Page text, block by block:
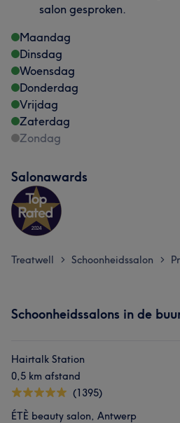
salon gesproken.
Maandag
Dinsdag
Woensdag
Donderdag
Vrijdag
Zaterdag
Zondag
Salonawards
Treatwell > Schoonheidssalon >
Schoonheidssalons in de
Hairtalk Station
0,5 km afstand
(1395)
ÉTÈ beauty salon, Antwerp